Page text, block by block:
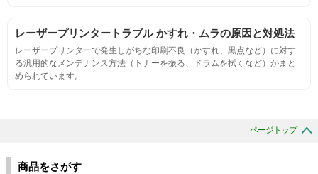
生涯印刷
レーザープリンタートラブル かすれ・ムラの原因と対処法
レーザープリンターで発生しがちな印刷不良（かすれ、黒点など）に対す
る汎用的なメンテナンス方法（トナーを振る、ドラムを拭くなど）がまと
められています。
ページトップ
商品をさがす